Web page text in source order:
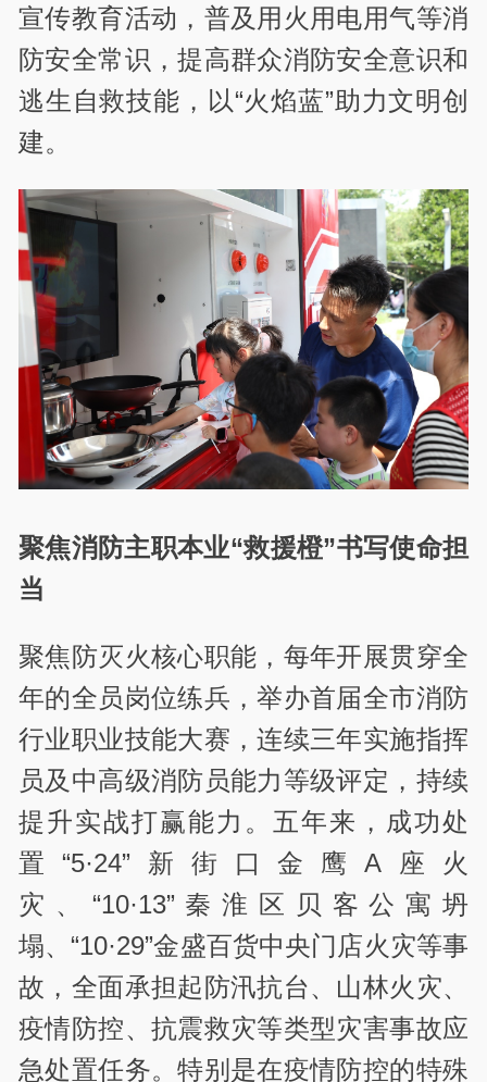
宣传教育活动，普及用火用电用气等消
防安全常识，提高群众消防安全意识和
逃生自救技能，以“火焰蓝”助力文明创
建。
聚焦消防主职本业“救援橙”书写使命担
当
聚焦防灭火核心职能，每年开展贯穿全
年的全员岗位练兵，举办首届全市消防
行业职业技能大赛，连续三年实施指挥
员及中高级消防员能力等级评定，持续
提升实战打赢能力。五年来，成功处
置“5·24”新街口金鹰A座火
灾、“10·13”秦淮区贝客公寓坍
塌、“10·29”金盛百货中央门店火灾等事
故，全面承担起防汛抗台、山林火灾、
疫情防控、抗震救灾等类型灾害事故应
急处置任务。特别是在疫情防控的特殊